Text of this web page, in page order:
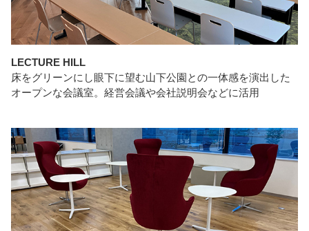
LECTURE HILL
床をグリーンにし眼下に望む山下公園との一体感を演出した
オープンな会議室。経営会議や会社説明会などに活用